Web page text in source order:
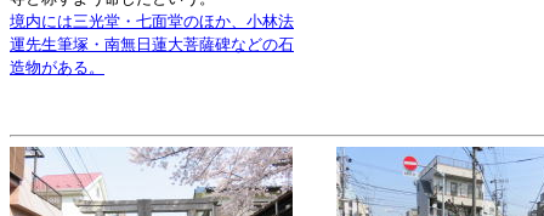
境内には三光堂・七面堂のほか、小林法
運先生筆塚・南無日蓮大菩薩碑などの石
造物がある。